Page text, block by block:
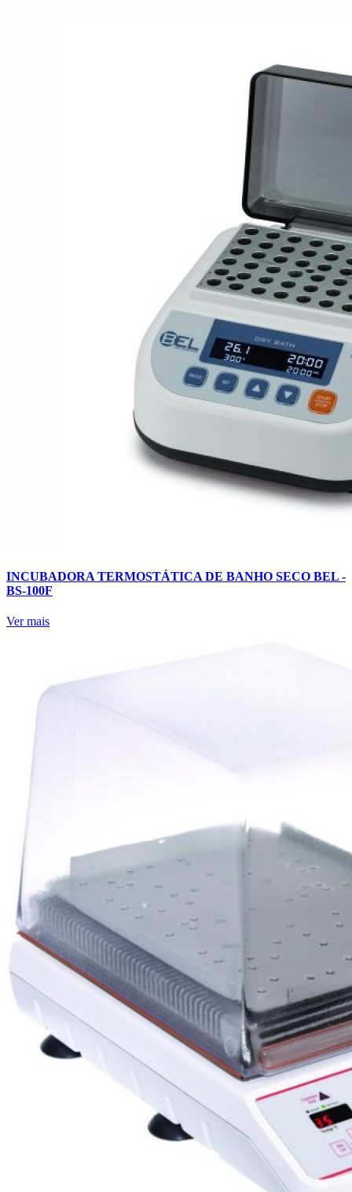
INCUBADORA TERMOSTÁTICA DE BANHO SECO BEL -
BS-100F
Ver mais